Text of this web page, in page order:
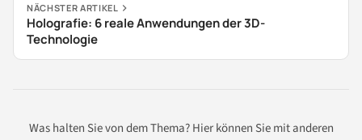
NÄCHSTER ARTIKEL
Holografie: 6 reale Anwendungen der 3D-
Technologie
Was halten Sie von dem Thema? Hier können Sie mit anderen